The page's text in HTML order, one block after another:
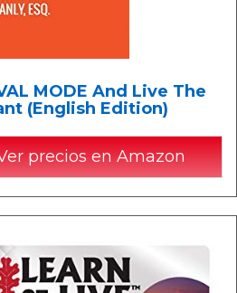
MODE And Live The
(English Edition)
precios en Amazon